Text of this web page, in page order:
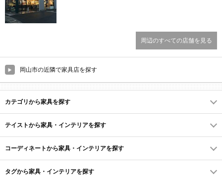
周辺のすべての店舗を見る
岡山市の近隣で家具店を探す
カテゴリから家具を探す
テイストから家具・インテリアを探す
コーディネートから家具・インテリアを探す
タグから家具・インテリアを探す